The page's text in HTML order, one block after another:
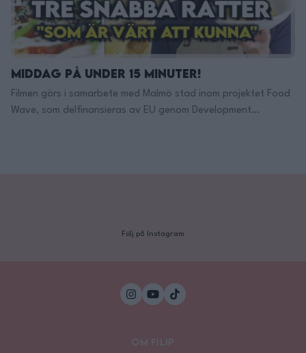
Middag på under 15 minuter!
Filmen görs i samarbete med Malmö stad inom projektet Food
Wave, som delfinansieras av EU genom Development
Följ på Instagram
Om Filip